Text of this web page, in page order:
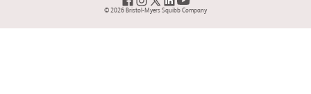
bevor sie 10 Jahre alt sind© 2026 Bristol-Myers Squibb Company